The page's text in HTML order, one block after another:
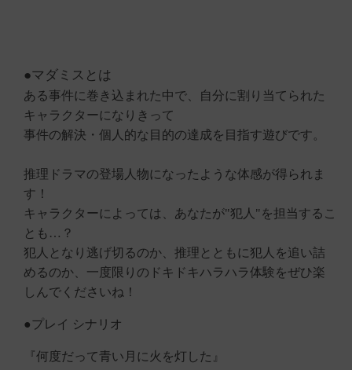
●マダミスとは
ある事件に巻き込まれた中で、自分に割り当てられた
キャラクターになりきって
事件の解決・個人的な目的の達成を目指す遊びです。
推理ドラマの登場人物になったような体感が得られま
す！
キャラクターによっては、あなたが"犯人"を担当するこ
とも…？
犯人となり逃げ切るのか、推理とともに犯人を追い詰
めるのか、一度限りのドキドキハラハラ体験をぜひ楽
しんでくださいね！
●プレイ シナリオ
『何度だって青い月に火を灯した』